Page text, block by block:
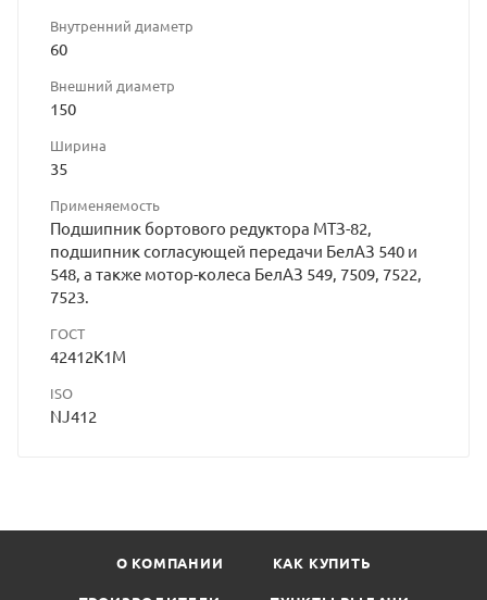
Внутренний диаметр
60
Внешний диаметр
150
Ширина
35
Применяемость
Подшипник бортового редуктора МТЗ-82,
подшипник согласующей передачи БелАЗ 540 и
548, а также мотор-колеса БелАЗ 549, 7509, 7522,
7523.
ГОСТ
42412К1М
ISO
NJ412
О КОМПАНИИ КАК КУПИТЬ